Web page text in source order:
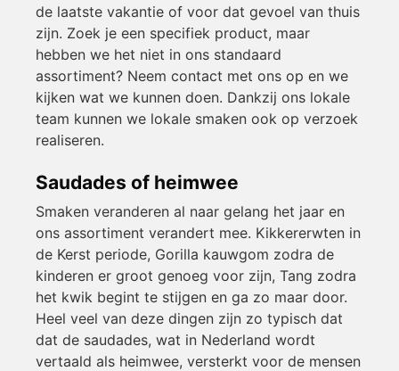
de laatste vakantie of voor dat gevoel van thuis
zijn. Zoek je een specifiek product, maar
hebben we het niet in ons standaard
assortiment? Neem contact met ons op en we
kijken wat we kunnen doen. Dankzij ons lokale
team kunnen we lokale smaken ook op verzoek
realiseren.
Saudades of heimwee
Smaken veranderen al naar gelang het jaar en
ons assortiment verandert mee. Kikkererwten in
de Kerst periode, Gorilla kauwgom zodra de
kinderen er groot genoeg voor zijn, Tang zodra
het kwik begint te stijgen en ga zo maar door.
Heel veel van deze dingen zijn zo typisch dat
dat de saudades, wat in Nederland wordt
vertaald als heimwee, versterkt voor de mensen